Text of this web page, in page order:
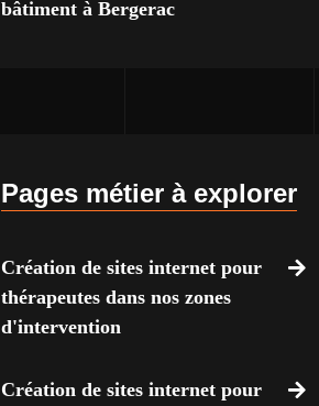
bâtiment à Bergerac
Pages métier à explorer
Création de sites internet pour
thérapeutes dans nos zones
d'intervention
Création de sites internet pour